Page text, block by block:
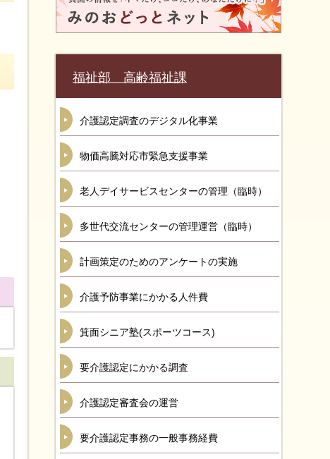
福祉部 高齢福祉課
介護認定調査のデジタル化事業
物価高騰対応市緊急支援事業
老人デイサービスセンターの管理（臨時）
多世代交流センターの管理運営（臨時）
計画策定のためのアンケートの実施
介護予防事業にかかる人件費
箕面シニア塾(スポーツコース)
要介護認定にかかる調査
介護認定審査会の運営
要介護認定事務の一般事務経費